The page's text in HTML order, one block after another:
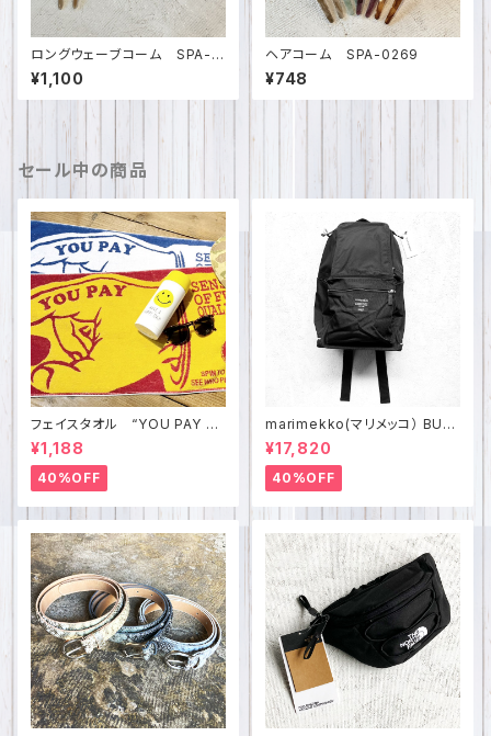
ロングウェーブコーム SPA-0
276
¥1,100
ヘアコーム SPA-0269
¥748
セール中の商品
フェイスタオル “YOU PAY SP
INNER KEY HOLDER” mad
e in japan IMABARI SPZ-1
541
¥1,188
40%OFF
marimekko(マリメッコ） BUD
DY リュック （ブラック） 02699
4 リュックサック、デイパック
¥17,820
40%OFF